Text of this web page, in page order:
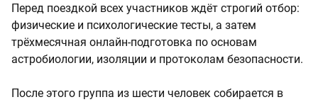
Перед поездкой всех участников ждёт строгий отбор:
физические и психологические тесты, а затем
трёхмесячная онлайн-подготовка по основам
астробиологии, изоляции и протоколам безопасности.
После этого группа из шести человек собирается в